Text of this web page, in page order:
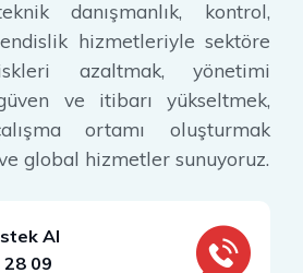
danışmanlık, kontrol,
hizmetleriyle sektöre
azaltmak, yönetimi
ve itibarı yükseltmek,
ortamı oluşturmak
global hizmetler sunuyoruz.
Al
09